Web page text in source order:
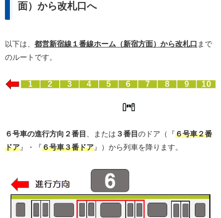
面）から改札口へ
以下は、 都営新宿線１番線ホーム（新宿方面）から改札口 まで
のルートです。
６号車の進行方向２番目 、または ３番目 のドア（『６号車２番
ドア 』・『６号車３番ドア 』）から列車を降ります。